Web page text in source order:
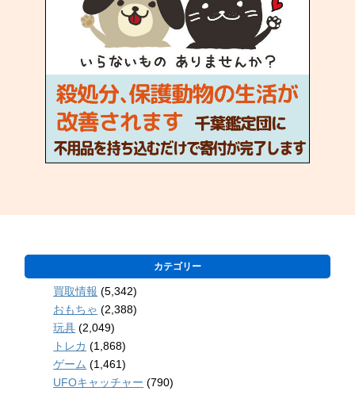
カテゴリー
買取情報 (5,342)
おもちゃ (2,388)
玩具 (2,049)
トレカ (1,868)
ゲーム (1,461)
UFOキャッチャー (790)